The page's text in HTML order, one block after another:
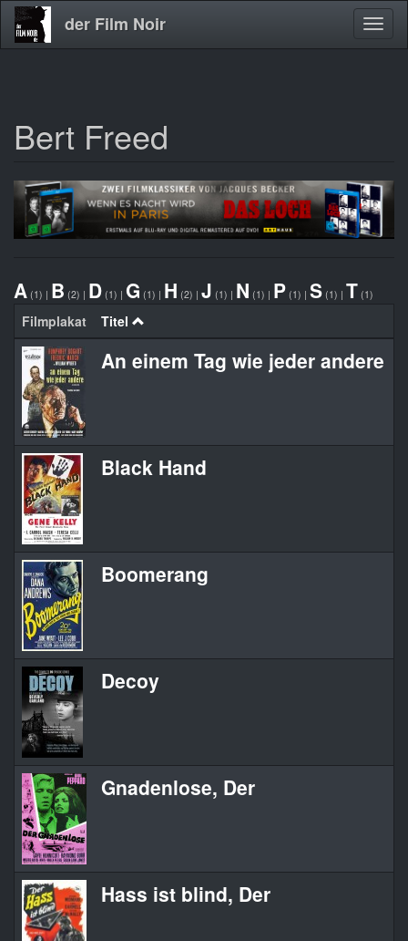
Direkt
zum
der Film Noir
Bert Freed
A (1) | B (2) | D (1) | G (1) | H (2) | J (1) | N (1) | P (1) | S (1) | T (1)
Filmplakat Titel
An einem Tag wie jeder andere
Black Hand
Boomerang
Decoy
Gnadenlose, Der
Hass ist blind, Der